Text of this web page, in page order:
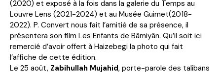
(2020) et exposé à la fois dans la galerie du Temps au
Louvre Lens (2021-2024) et au Musée Guimet(2018-
2022). P. Convert nous fait l’amitié de sa présence, il
présentera son film Les Enfants de Bâmiyân. Qu’il soit ici
remercié d’avoir offert à Haizebegi la photo qui fait
l’affiche de cette édition.
Le 25 août, Zabihullah Mujahid, porte-parole des talibans